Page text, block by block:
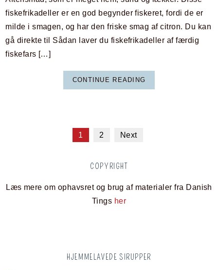
fiskefrikadeller er en god begynder fiskeret, fordi de er
milde i smagen, og har den friske smag af citron. Du kan
gå direkte til Sådan laver du fiskefrikadeller af færdig
fiskefars […]
CONTINUE READING
1 2 Next
COPYRIGHT
Læs mere om ophavsret og brug af materialer fra Danish
Tings her
HJEMMELAVEDE SIRUPPER